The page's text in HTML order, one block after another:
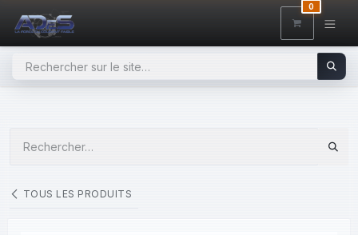
0
TOUS LES PRODUITS